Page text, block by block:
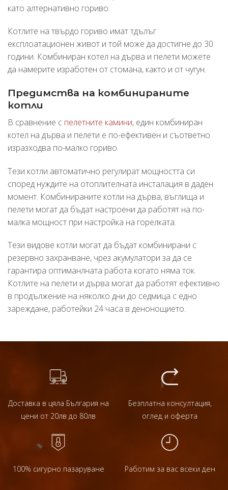
като алтернативно гориво.
Котлите на твърдо гориво имат тдълъг
експлоатационен живот и той може да достигне до 30
години. Комбиниран котел на дърва и пелети можете
да намерите изработен от стомана, както и от чугун.
Предимства на комбинираните
котли
В сравнение с пелетните камини, един комбиниран
котел на дърва и пелети е по-ефективен и съответно
изразходва по-малко гориво.
Тези котли автоматично регулират мощността си
според нуждите на отоплителната инсталация в даден
момент. Комбинираните котли на дърва, въглища и
пелети могат да бъдат настроени да работят на по-
малка мощност при настройка на горелката.
Тези видове котли могат да бъдат комбинирани с
резервно захранване, чрез акумулатори за да се
гарантира оптиманлната работа когато няма ток.
Котлите на пелети и дърва могат да работят ефективно
в продължение на няколко дни до седмица с едно
зареждане, работейки 24 часа в денонощието.
Доставка в цяла България на
цени от 20лв до 80лв
Безплатна консултация,
оглед и оферта
100% сигурно пазаруване Работим за вас всеки ден